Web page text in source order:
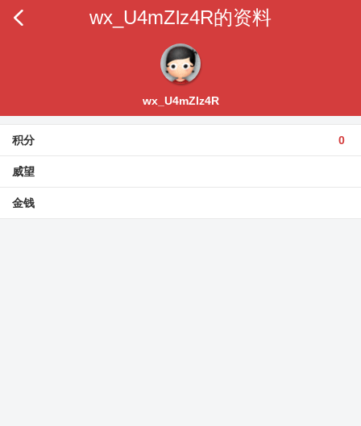
wx_U4mZlz4R的资料
wx_U4mZlz4R
0
积分
威望
金钱